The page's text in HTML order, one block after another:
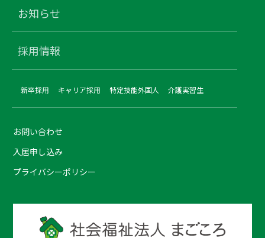
お知らせ
採用情報
新卒採用 キャリア採用 特定技能外国人 介護実習生
お問い合わせ
入居申し込み
プライバシーポリシー